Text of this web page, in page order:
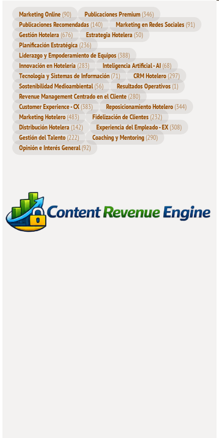
La motivación por el miedo y el interés propio es usualmente
ineficaz. Esta teoría de la motivación se basa en el supuesto de
que las personas toman sus decisiones basándose en un análisis
racional de sus intereses en cada situación. Por lo tanto, si un
empleado sabe que la productividad adicional le otorgará una
bonificación, mientras que la productividad inaceptable lo
pondrá de patitas en la calle, en teoría debería aumentar su
productividad.
En realidad, los estados emocionales desempeñan un papel
mucho más importante en la motivación de lo que este enfoque
Cuando las personas se
sienten deprimidas, están
Marketing Online(90) Publicaciones Premium(346)
Publicaciones Recomendadas(140) Marketing en Redes Sociales(91)
Gestión Hotelera(676) Estrategia Hotelera(50)
Planificación Estratégica(236)
Liderazgo y Empoderamiento de Equipos(388)
Innovación en Hotelería(283) Inteligencia Artificial - AI(68)
Tecnología y Sistemas de Información(71) CRM Hotelero(297)
Sostenibilidad Medioambiental(56) Resultados Operativos(1)
Revenue Management Centrado en el Cliente(280)
Customer Experience - CX(383) Reposicionamiento Hotelero(344)
Marketing Hotelero(483) Fidelización de Clientes(232)
Distribución Hotelera(142) Experiencia del Empleado - EX(308)
Gestión del Talento(222) Coaching y Mentoring(290)
Opinión e Interés General(92)